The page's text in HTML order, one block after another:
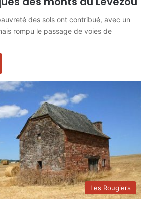
des sols ont contribué, avec un
rompu le passage de voies de
Les Rougiers